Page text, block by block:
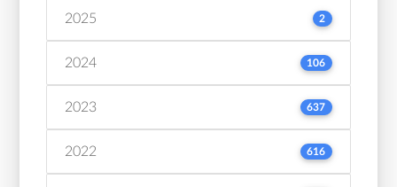
2025 2
2024 106
2023 637
2022 616